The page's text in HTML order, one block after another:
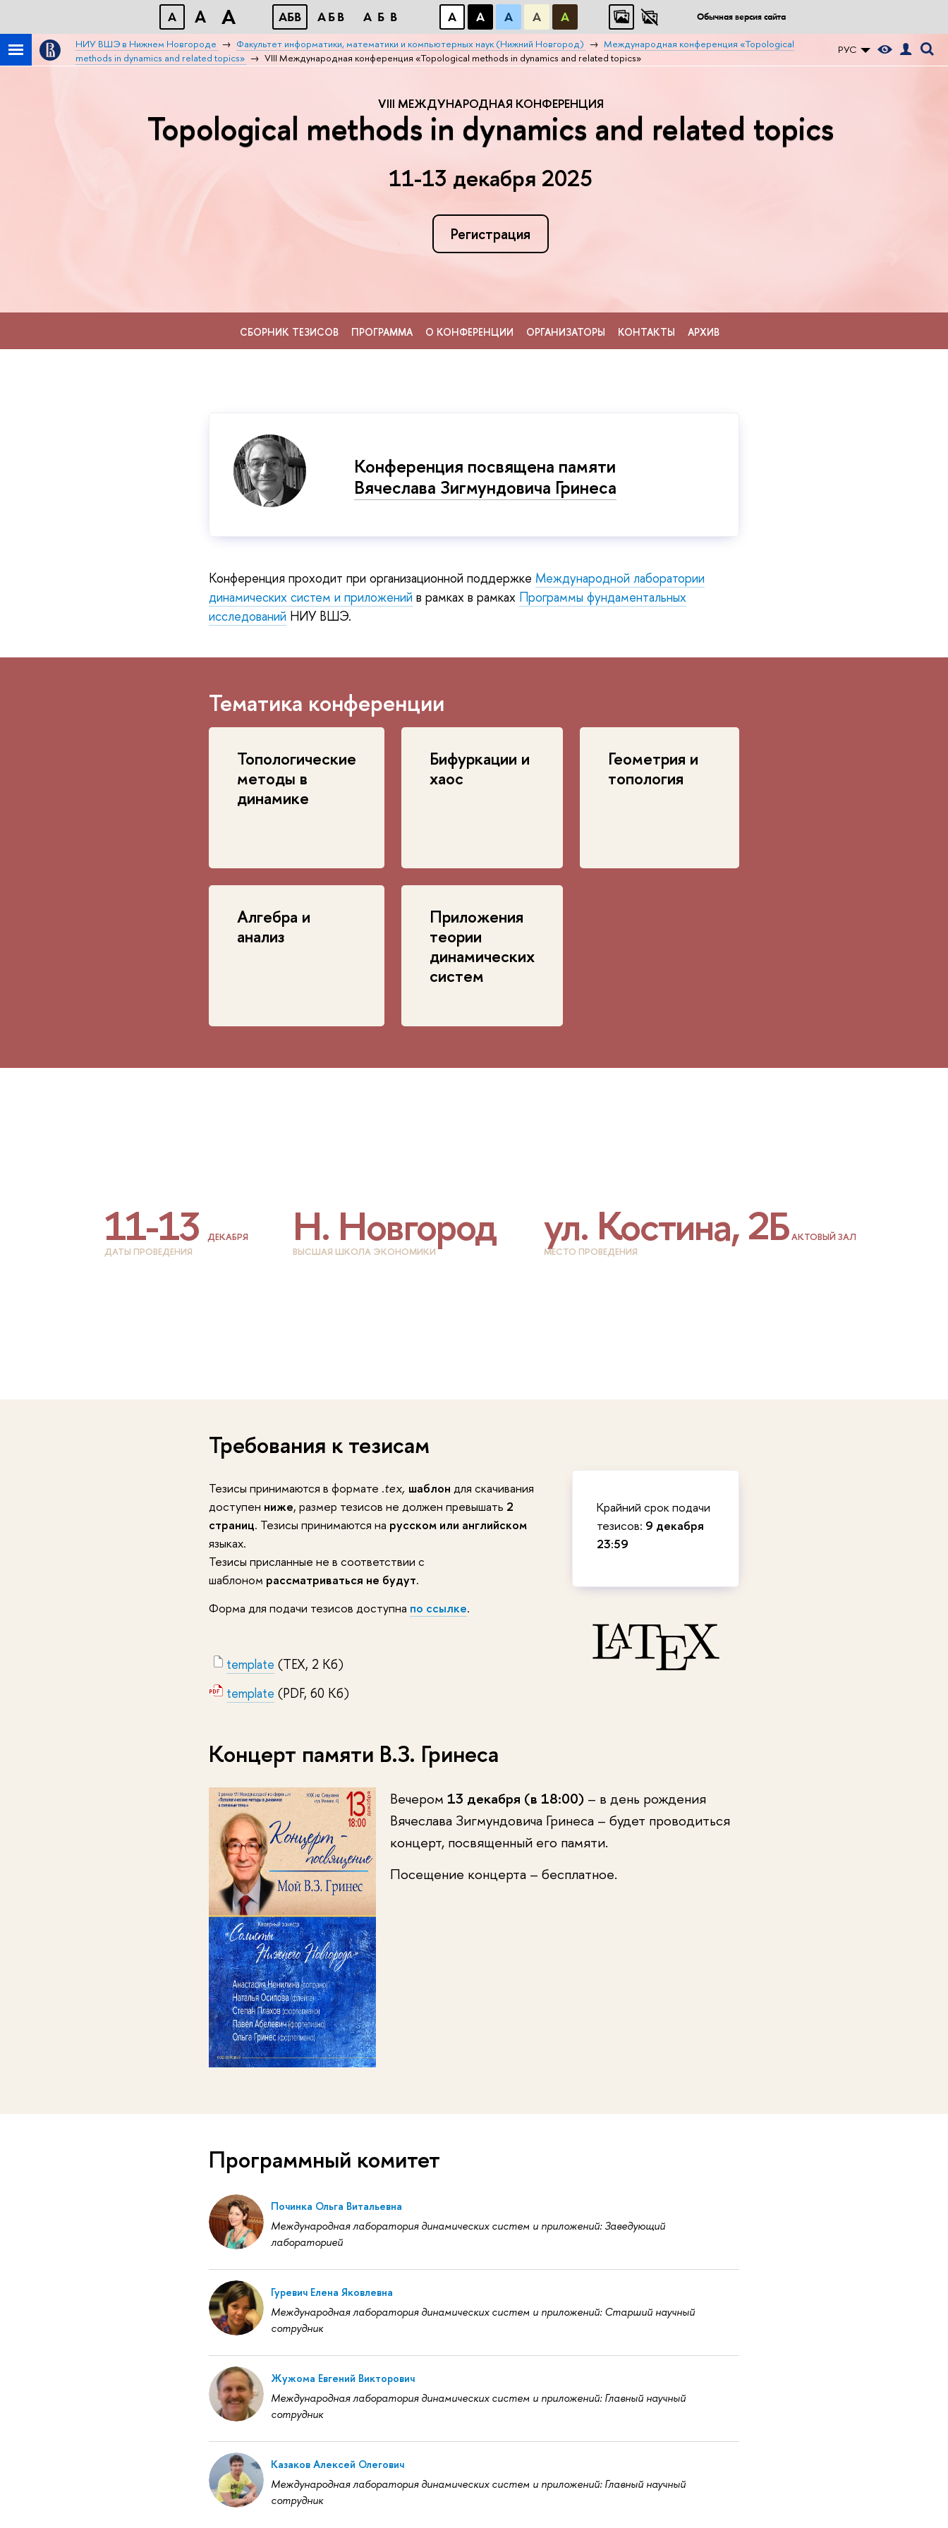
A A A АБB АБB АБB А А А А А Обычная версия сайта
РУС
НИУ ВШЭ в Нижнем Новгороде Факультет информатики, математики и компьютерных наук (Нижний Новгород)
Mеждународная конференция «Topological
methods in dynamics and related topics»
VIII Международная конференция «Topological methods in dynamics and related topics»
VIII МЕЖДУНАРОДНАЯ КОНФЕРЕНЦИЯ
Topological methods in dynamics and related topics
11-13 декабря 2025
Регистрация
СБОРНИК ТЕЗИСОВ ПРОГРАММА О КОНФЕРЕНЦИИ ОРГАНИЗАТОРЫ КОНТАКТЫ АРХИВ
Конференция посвящена памяти
Вячеслава Зигмундовича Гринеса
Конференция проходит при организационной поддержке Международной лаборатории
динамических систем и приложений в рамках в рамках Программы фундаментальных
исследований НИУ ВШЭ.
Тематика конференции
Топологические
методы в
динамике
Бифуркации и
хаос
Геометрия и
топология
Алгебра и
анализ
Приложения
теории
динамических
систем
11-13
ДЕКАБРЯ
ДАТЫ ПРОВЕДЕНИЯ
Н. Новгород
ВЫСШАЯ ШКОЛА ЭКОНОМИКИ ул. Костина, 2БАКТОВЫЙ ЗАЛ
МЕСТО ПРОВЕДЕНИЯ
Требования к тезисам
Тезисы принимаются в формате .tex, шаблон для скачивания
доступен ниже, размер тезисов не должен превышать 2
страниц. Тезисы принимаются на русском или английском
языках.
Тезисы присланные не в соответствии с
шаблоном рассматриваться не будут.
Форма для подачи тезисов доступна по ссылке.
template (TEX, 2 Кб)
template (PDF, 60 Кб)
Крайний срок подачи
тезисов: 9 декабря
23:59
Концерт памяти В.З. Гринеса
Вечером13 декабря (в 18:00) – в день рождения
Вячеслава Зигмундовича Гринеса – будет проводиться
концерт, посвященный его памяти.
Посещение концерта – бесплатное.
Программный комитет
Починка Ольга Витальевна
Международная лаборатория динамических систем и приложений: Заведующий
лабораторией
Гуревич Елена Яковлевна
Международная лаборатория динамических систем и приложений: Старший научный
сотрудник
Жужома Евгений Викторович
Международная лаборатория динамических систем и приложений: Главный научный
сотрудник
Казаков Алексей Олегович
Международная лаборатория динамических систем и приложений: Главный научный
сотрудник